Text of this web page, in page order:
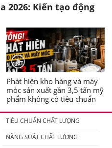
2026: Kiến tạo động
Phát hiện kho hàng và máy
móc sản xuất gần 3,5 tấn mỹ
phẩm không có tiêu chuẩn
TIÊU CHUẨN CHẤT LƯỢNG
NĂNG SUẤT CHẤT LƯỢNG